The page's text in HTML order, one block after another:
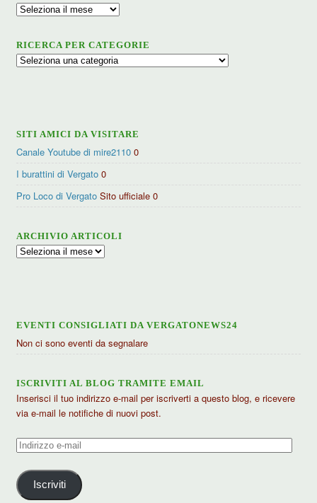
Archivio
RICERCA PER CATEGORIE
Ricerca
SITI AMICI DA VISITARE
Canale Youtube di mire2110 0
I burattini di Vergato 0
Pro Loco di Vergato Sito ufficiale 0
ARCHIVIO ARTICOLI
Archivio
EVENTI CONSIGLIATI DA VERGATONEWS24
Non ci sono eventi da segnalare
ISCRIVITI AL BLOG TRAMITE EMAIL
Inserisci il tuo indirizzo e-mail per iscriverti a questo blog, e ricevere
via e-mail le notifiche di nuovi post.
Indirizzo
mail
Iscriviti